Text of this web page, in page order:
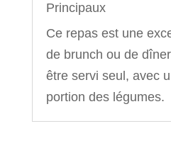
Principaux
Ce repas est une
de brunch ou de
être servi seul, avec
portion des légumes.